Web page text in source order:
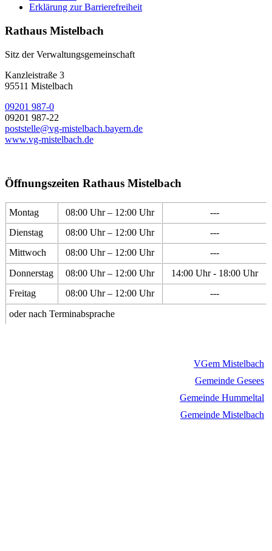
Erklärung zur Barrierefreiheit
Rathaus Mistelbach
Sitz der Verwaltungsgemeinschaft
Kanzleistraße 3
95511 Mistelbach
09201 987-0
09201 987-22
poststelle@vg-mistelbach.bayern.de
www.vg-mistelbach.de
Öffnungszeiten Rathaus Mistelbach
Montag 08:00 Uhr – 12:00 Uhr
---
Dienstag
08:00 Uhr – 12:00 Uhr
---
Mittwoch
08:00 Uhr – 12:00 Uhr
---
Donnerstag
08:00 Uhr – 12:00 Uhr
14:00 Uhr - 18:00 Uhr
Freitag
08:00 Uhr – 12:00 Uhr
---
oder nach Terminabsprache
VGem Mistelbach
Gemeinde Gesees
Gemeinde Hummeltal
Gemeinde Mistelbach